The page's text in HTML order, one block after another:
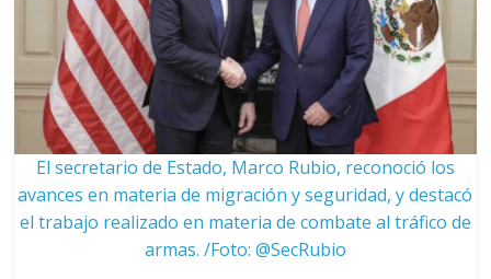
El secretario de Estado, Marco Rubio, reconoció los
avances en materia de migración y seguridad, y destacó
el trabajo realizado en materia de combate al tráfico de
armas. /Foto: @SecRubio